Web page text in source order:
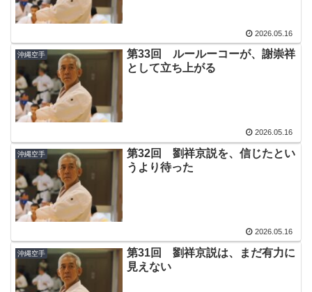
2026.05.16
沖縄空手
第33回 ルールーコーが、謝崇祥
として立ち上がる
2026.05.16
沖縄空手
第32回 劉祥京説を、信じたとい
うより待った
2026.05.16
沖縄空手
第31回 劉祥京説は、まだ有力に
見えない